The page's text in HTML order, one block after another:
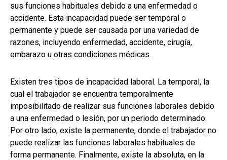
sus funciones habituales debido a una enfermedad o
accidente. Esta incapacidad puede ser temporal o
permanente y puede ser causada por una variedad de
razones, incluyendo enfermedad, accidente, cirugía,
embarazo u otras condiciones médicas.
Existen tres tipos de incapacidad laboral. La temporal, la
cual el trabajador se encuentra temporalmente
imposibilitado de realizar sus funciones laborales debido
a una enfermedad o lesión, por un periodo determinado.
Por otro lado, existe la permanente, donde el trabajador no
puede realizar las funciones laborales habituales de
forma permanente. Finalmente, existe la absoluta, en la